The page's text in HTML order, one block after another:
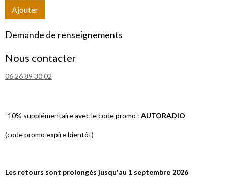
Ajouter
Demande de renseignements
Nous contacter
06 26 89 30 02
-10% supplémentaire avec le code promo : AUTORADIO
(code promo expire bientôt)
Les retours sont prolongés jusqu'au 1 septembre 2026